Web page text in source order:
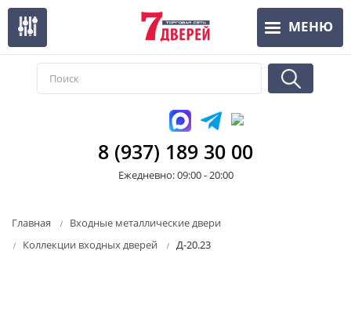
Перейти
основному
содержанию
МЕНЮ
8 (937) 189 30 00
Ежедневно: 09:00 - 20:00
Главная
Входные металлические двери
Коллекции входных дверей
Д-20.23